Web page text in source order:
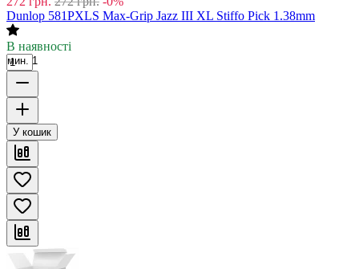
Dunlop 581PXLS Max-Grip Jazz III XL Stiffo Pick 1.38mm
В наявності
мин. 1
У кошик